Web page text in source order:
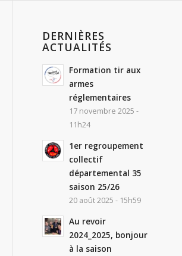
DERNIÈRES
ACTUALITÉS
Formation tir aux
armes
réglementaires
17 novembre 2025 -
11h24
1er regroupement
collectif
départemental 35
saison 25/26
20 août 2025 - 15h59
Au revoir
2024_2025, bonjour
à la saison